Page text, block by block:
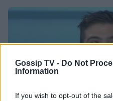
Gossip TV - Do Not
Information
If you wish to opt-out of the